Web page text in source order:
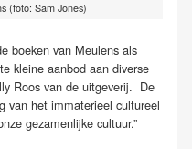
(foto: Sam Jones)
boeken van Meulens als
kleine aanbod aan diverse
Roos van de uitgeverij. De
van het immaterieel cultureel
gezamenlijke cultuur.”